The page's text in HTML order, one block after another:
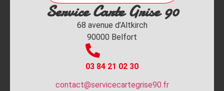
Service Carte Grise 90
68 avenue d’Altkirch
90000 Belfort
03 84 21 02 30
contact@servicecartegrise90.fr